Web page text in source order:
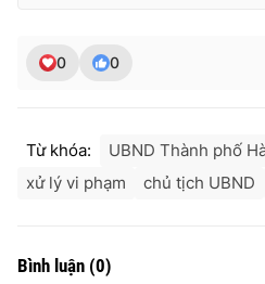
0 0
Từ khóa: UBND Thành phố
xử lý vi phạm
chủ tịch UBND
Bình luận (0)